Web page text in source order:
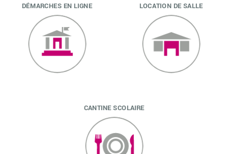
DÉMARCHES EN LIGNE LOCATION DE SALLE
CANTINE SCOLAIRE